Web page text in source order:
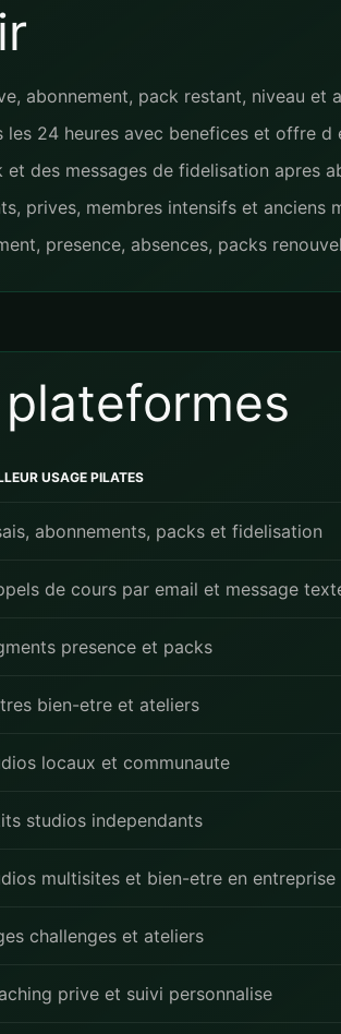
abonnement, pack restant, niveau et
24 heures avec benefices et offre d
des messages de fidelisation apres
prives, membres intensifs et anciens
presence, absences, packs
USAGE PILATES
abonnements, packs et fidelisation
de cours par email et message
presence et packs
bien-etre et ateliers
locaux et communaute
studios independants
multisites et bien-etre en entreprise
challenges et ateliers
prive et suivi personnalise